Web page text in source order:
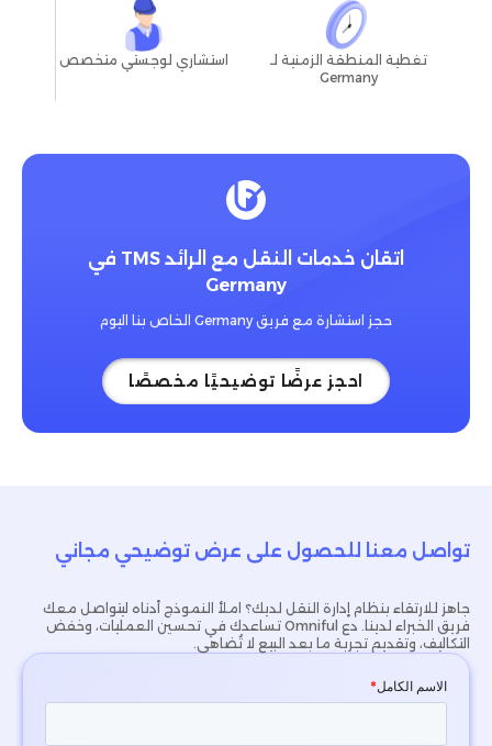
تغطية المنطقة الزمنية لـ
Germany
استشاري لوجستي متخصص
اتقان خدمات النقل مع الرائد TMS في
Germany
حجز استشارة مع فريق Germany الخاص بنا اليوم
احجز عرضًا توضيحيًا مخصصًا
تواصل معنا للحصول على عرض توضيحي مجاني
جاهز للارتقاء بنظام إدارة النقل لديك؟ املأ النموذج أدناه ليتواصل معك
فريق الخبراء لدينا. دع Omniful تساعدك في تحسين العمليات، وخفض
التكاليف، وتقديم تجربة ما بعد البيع لا تُضاهى.